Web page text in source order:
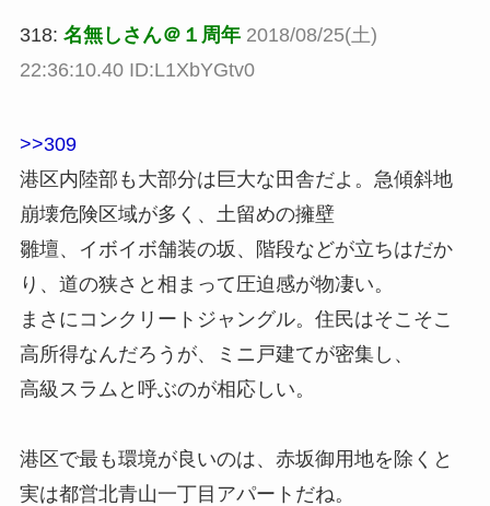
318: 名無しさん＠１周年 2018/08/25(土)
22:36:10.40 ID:L1XbYGtv0
>>309
港区内陸部も大部分は巨大な田舎だよ。急傾斜地
崩壊危険区域が多く、土留めの擁壁
雛壇、イボイボ舗装の坂、階段などが立ちはだか
り、道の狭さと相まって圧迫感が物凄い。
まさにコンクリートジャングル。住民はそこそこ
高所得なんだろうが、ミニ戸建てが密集し、
高級スラムと呼ぶのが相応しい。
港区で最も環境が良いのは、赤坂御用地を除くと
実は都営北青山一丁目アパートだね。